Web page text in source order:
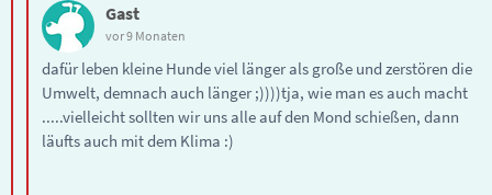
Gast
vor 9 Monaten
dafür leben kleine Hunde viel länger als große und zerstören die
Umwelt, demnach auch länger ;))))tja, wie man es auch macht
.....vielleicht sollten wir uns alle auf den Mond schießen, dann
läufts auch mit dem Klima :)